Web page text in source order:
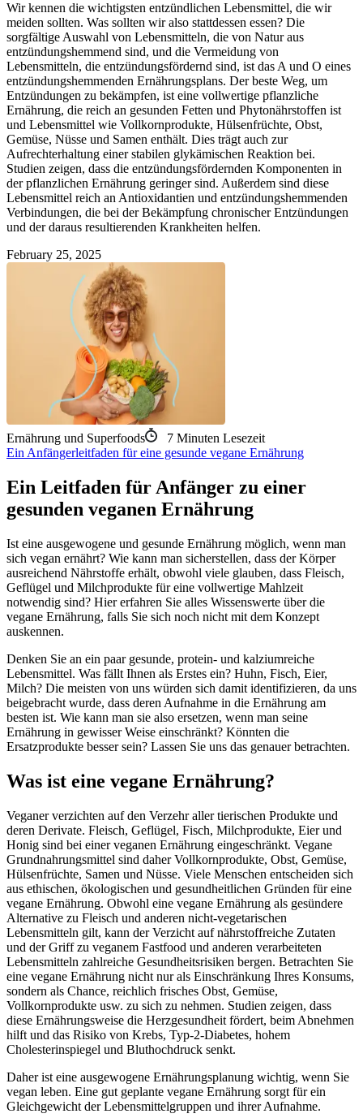
Wir kennen die wichtigsten entzündlichen Lebensmittel, die wir
meiden sollten. Was sollten wir also stattdessen essen? Die
sorgfältige Auswahl von Lebensmitteln, die von Natur aus
entzündungshemmend sind, und die Vermeidung von
Lebensmitteln, die entzündungsfördernd sind, ist das A und O eines
entzündungshemmenden Ernährungsplans. Der beste Weg, um
Entzündungen zu bekämpfen, ist eine vollwertige pflanzliche
Ernährung, die reich an gesunden Fetten und Phytonährstoffen ist
und Lebensmittel wie Vollkornprodukte, Hülsenfrüchte, Obst,
Gemüse, Nüsse und Samen enthält. Dies trägt auch zur
Aufrechterhaltung einer stabilen glykämischen Reaktion bei.
Studien zeigen, dass die entzündungsfördernden Komponenten in
der pflanzlichen Ernährung geringer sind. Außerdem sind diese
Lebensmittel reich an Antioxidantien und entzündungshemmenden
Verbindungen, die bei der Bekämpfung chronischer Entzündungen
und der daraus resultierenden Krankheiten helfen.
February 25, 2025
Ernährung und Superfoods 7 Minuten Lesezeit
Ein Anfängerleitfaden für eine gesunde vegane Ernährung
Ein Leitfaden für Anfänger zu einer
gesunden veganen Ernährung
Ist eine ausgewogene und gesunde Ernährung möglich, wenn man
sich vegan ernährt? Wie kann man sicherstellen, dass der Körper
ausreichend Nährstoffe erhält, obwohl viele glauben, dass Fleisch,
Geflügel und Milchprodukte für eine vollwertige Mahlzeit
notwendig sind? Hier erfahren Sie alles Wissenswerte über die
vegane Ernährung, falls Sie sich noch nicht mit dem Konzept
auskennen.
Denken Sie an ein paar gesunde, protein- und kalziumreiche
Lebensmittel. Was fällt Ihnen als Erstes ein? Huhn, Fisch, Eier,
Milch? Die meisten von uns würden sich damit identifizieren, da uns
beigebracht wurde, dass deren Aufnahme in die Ernährung am
besten ist. Wie kann man sie also ersetzen, wenn man seine
Ernährung in gewisser Weise einschränkt? Könnten die
Ersatzprodukte besser sein? Lassen Sie uns das genauer betrachten.
Was ist eine vegane Ernährung?
Veganer verzichten auf den Verzehr aller tierischen Produkte und
deren Derivate. Fleisch, Geflügel, Fisch, Milchprodukte, Eier und
Honig sind bei einer veganen Ernährung eingeschränkt. Vegane
Grundnahrungsmittel sind daher Vollkornprodukte, Obst, Gemüse,
Hülsenfrüchte, Samen und Nüsse. Viele Menschen entscheiden sich
aus ethischen, ökologischen und gesundheitlichen Gründen für eine
vegane Ernährung. Obwohl eine vegane Ernährung als gesündere
Alternative zu Fleisch und anderen nicht-vegetarischen
Lebensmitteln gilt, kann der Verzicht auf nährstoffreiche Zutaten
und der Griff zu veganem Fastfood und anderen verarbeiteten
Lebensmitteln zahlreiche Gesundheitsrisiken bergen. Betrachten Sie
eine vegane Ernährung nicht nur als Einschränkung Ihres Konsums,
sondern als Chance, reichlich frisches Obst, Gemüse,
Vollkornprodukte usw. zu sich zu nehmen. Studien zeigen, dass
diese Ernährungsweise die Herzgesundheit fördert, beim Abnehmen
hilft und das Risiko von Krebs, Typ-2-Diabetes, hohem
Cholesterinspiegel und Bluthochdruck senkt.
Daher ist eine ausgewogene Ernährungsplanung wichtig, wenn Sie
vegan leben. Eine gut geplante vegane Ernährung sorgt für ein
Gleichgewicht der Lebensmittelgruppen und ihrer Aufnahme.